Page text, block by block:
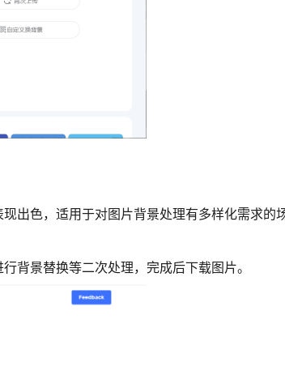
出色，适用于对图片背景处理有多样化需求的
背景替换等二次处理，完成后下载图片。